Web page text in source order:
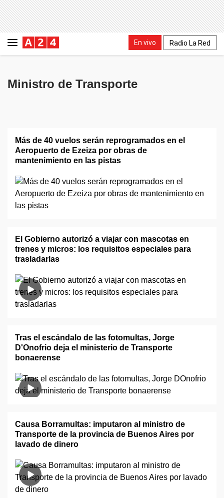
En vivo Radio La Red
Ministro de Transporte
Más de 40 vuelos serán reprogramados en el
Aeropuerto de Ezeiza por obras de
mantenimiento en las pistas
El Gobierno autorizó a viajar con mascotas en
trenes y micros: los requisitos especiales para
trasladarlas
Tras el escándalo de las fotomultas, Jorge
D'Onofrio deja el ministerio de Transporte
bonaerense
Causa Borramultas: imputaron al ministro de
Transporte de la provincia de Buenos Aires por
lavado de dinero